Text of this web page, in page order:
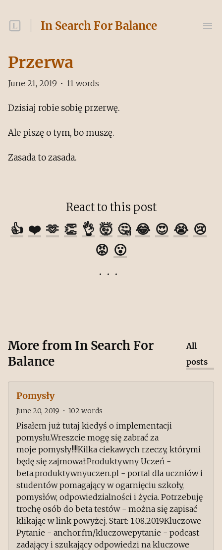
In Search For Balance
Przerwa
June 21, 2019 • 11 words
Dzisiaj robie sobię przerwę.
Ale piszę o tym, bo muszę.
Zasada to zasada.
React to this post
👍 ❤️ 🫶 👏 👌 🤯 🤔 😂 😍 😭 😢
😡 😮
More from In Search For
Balance
All
posts
Pomysły
June 20, 2019 • 102 words
Pisałem już tutaj kiedyś o implementacji
pomysłu.Wreszcie mogę się zabrać za
moje pomysły!!!!Kilka ciekawych rzeczy, którymi
będę się zajmował:Produktywny Uczeń -
beta.produktywnyuczen.pl - portal dla uczniów i
studentów pomagający w ogarnięciu szkoły,
pomysłów, odpowiedzialności i życia. Potrzebuję
trochę osób do beta testów - można się zapisać
klikając w link powyżej. Start: 1.08.2019Kluczowe
Pytanie - anchor.fm/kluczowepytanie - podcast
zadający i szukający odpowiedzi na kluczowe